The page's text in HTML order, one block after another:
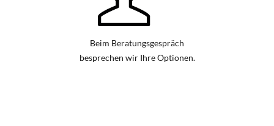
Beim Beratungsgespräch
besprechen wir Ihre Optionen.